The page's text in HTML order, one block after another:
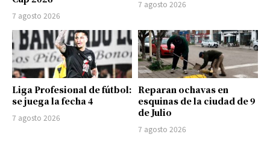
7 agosto 2026
7 agosto 2026
Liga Profesional de fútbol:
se juega la fecha 4
7 agosto 2026
Reparan ochavas en
esquinas de la ciudad de 9
de Julio
7 agosto 2026